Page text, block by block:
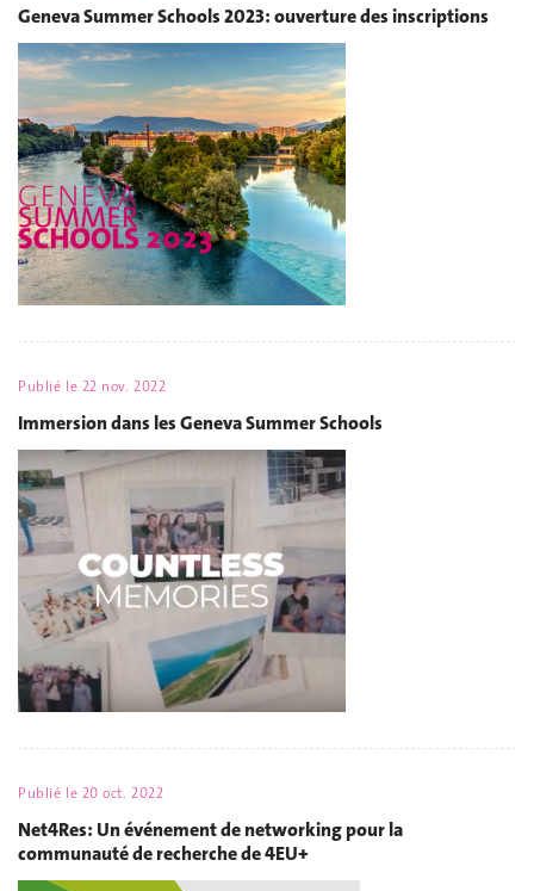
Geneva Summer Schools 2023: ouverture des inscriptions
Publié le 22 nov. 2022
Immersion dans les Geneva Summer Schools
Publié le 20 oct. 2022
Net4Res: Un événement de networking pour la
communauté de recherche de 4EU+